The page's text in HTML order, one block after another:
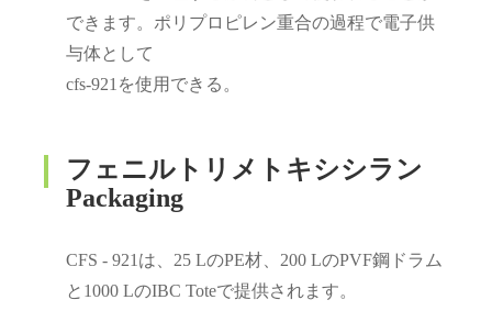
できます。ポリプロピレン重合の過程で電子供
与体として
cfs‐921を使用できる。
フェニルトリメトキシシラン
Packaging
CFS - 921は、25 LのPE材、200 LのPVF鋼ドラム
と1000 LのIBC Toteで提供されます。